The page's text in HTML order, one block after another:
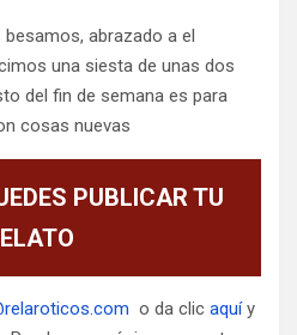
abrazado a el
una siesta de unas dos
del fin de semana es para
cosas nuevas
PUBLICAR TU
o da clic aquíy